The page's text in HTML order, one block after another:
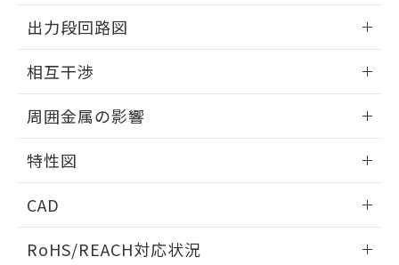
外形図
出力段回路図
出力段回路図
相互干渉
相互干渉
周囲金属の影響
周囲金属の影響
特性図
検出物体の大きさと材質による影響
CAD
ドすることができます。
RoHS/REACH対応状況
※当社の共同利用者とは、
の共同利用に関して"
用者の範囲」に記載されている法人を
EU RoHS指令（10物質）の非含有証明書
51物質の非含有証明書（当社基準）
※本証明書は発行日時点で非含有を証明す
るもので、過去に遡って非含有を証明する
ものではありません。
物質の対応では、対応完了までの期間は出
荷製品に未対応品が混在することから備考
欄に対応日を記載しておりました。
既に当社にて対応品への在庫切替を完了